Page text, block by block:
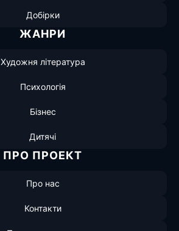
Добірки
ЖАНРИ
Художня література
Психологія
Бізнес
Дитячі
ПРО ПРОЕКТ
Про нас
Контакти